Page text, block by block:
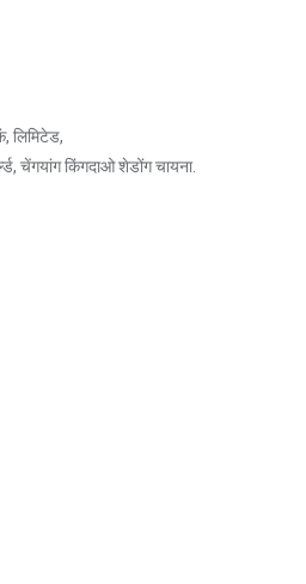
लिमिटेड,
चेंगयांग किंगदाओ शेडोंग चायना.